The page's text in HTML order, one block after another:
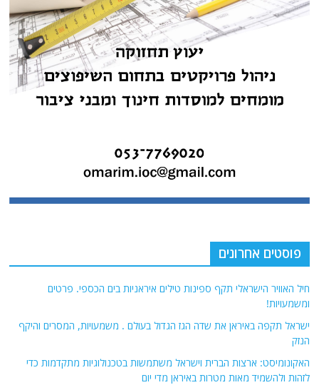
פוסטים אחרונים
חיל האוויר הישראלי תקף ספינות טילים איראניות בים הכספי. פרטים
ומשמעויות!
ישראל תקפה באיראן את שדה הגז הגדול בעולם . משמעויות, המסרים והיקף
הנזק
האקונומיסט: ארצות הברית וישראל משתמשות בטכנולוגיות מתקדמות כדי
לזהות ולהשמיד מאות מטרות באיראן מדי יום